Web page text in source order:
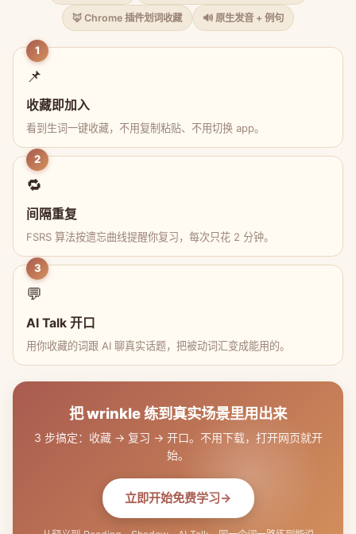
🦊 Chrome 插件划词收藏 🔊 原生发音 + 例句
1
📌
收藏即加入
看到生词一键收藏，不用复制粘贴、不用切换 app。
2
🔁
间隔重复
FSRS 算法按遗忘曲线提醒你复习，每次只花 2 分钟。
3
💬
AI Talk 开口
用你收藏的词跟 AI 聊真实话题，把被动词汇变成能用的。
把 wrinkle 练到真实场景里用出来
3 步搞定：收藏 → 复习 → 开口。不用下载，打开网页就开
始。
立即开始免费学习